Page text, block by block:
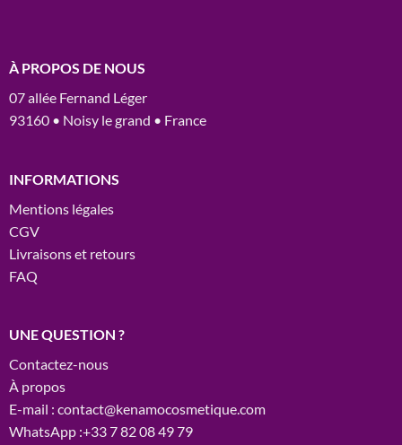
À PROPOS DE NOUS
07 allée Fernand Léger
93160 • Noisy le grand • France
INFORMATIONS
Mentions légales
CGV
Livraisons et retours
FAQ
UNE QUESTION ?
Contactez-nous
À propos
E-mail : contact@kenamocosmetique.com
WhatsApp :+33 7 82 08 49 79